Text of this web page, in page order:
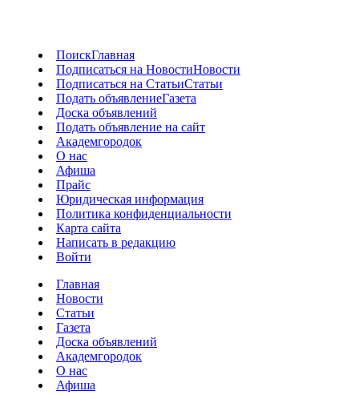
ПоискГлавная
Подписаться на НовостиНовости
Подписаться на СтатьиСтатьи
Подать объявлениеГазета
Доска объявлений
Подать объявление на сайт
Академгородок
О нас
Афиша
Прайс
Юридическая информация
Политика конфиденциальности
Карта сайта
Написать в редакцию
Войти
Главная
Новости
Статьи
Газета
Доска объявлений
Академгородок
О нас
Афиша